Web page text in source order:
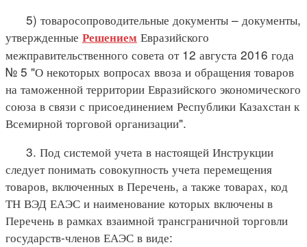
5) товаросопроводительные документы – документы,
утвержденные Решением Евразийского
межправительственного совета от 12 августа 2016 года
№ 5 "О некоторых вопросах ввоза и обращения товаров
на таможенной территории Евразийского экономического
союза в связи с присоединением Республики Казахстан к
Всемирной торговой организации".
3. Под системой учета в настоящей Инструкции
следует понимать совокупность учета перемещения
товаров, включенных в Перечень, а также товарах, код
ТН ВЭД ЕАЭС и наименование которых включены в
Перечень в рамках взаимной трансграничной торговли
государств-членов ЕАЭС в виде: